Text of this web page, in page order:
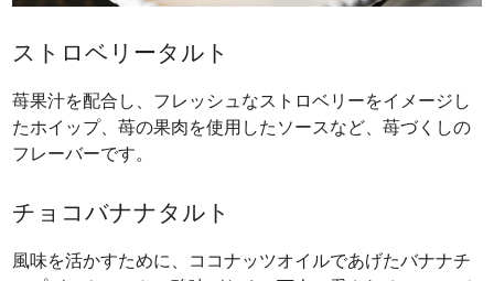
ストロベリータルト
苺果汁を配合し、フレッシュなストロベリーをイメージし
たホイップ、苺の果肉を使用したソースなど、苺づくしの
フレーバーです。
チョコバナナタルト
風味を活かすために、ココナッツオイルであげたバナナチ